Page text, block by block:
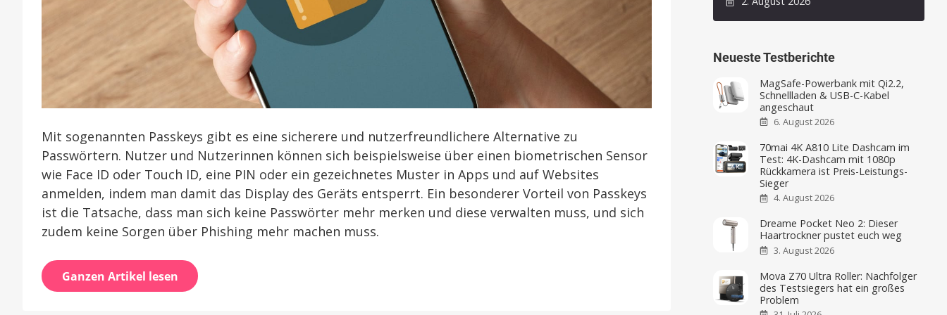
Mit sogenannten Passkeys gibt es eine sicherere und nutzerfreundlichere Alternative zu
Passwörtern. Nutzer und Nutzerinnen können sich beispielsweise über einen biometrischen Sensor
wie Face ID oder Touch ID, eine PIN oder ein gezeichnetes Muster in Apps und auf Websites
anmelden, indem man damit das Display des Geräts entsperrt. Ein besonderer Vorteil von Passkeys
ist die Tatsache, dass man sich keine Passwörter mehr merken und diese verwalten muss, und sich
zudem keine Sorgen über Phishing mehr machen muss.
Ganzen Artikel lesen
Neueste Testberichte
MagSafe-Powerbank mit Qi2.2,
Schnellladen & USB-C-Kabel
angeschaut
6. August 2026
70mai 4K A810 Lite Dashcam im
Test: 4K-Dashcam mit 1080p
Rückkamera ist Preis-Leistungs-
Sieger
4. August 2026
Dreame Pocket Neo 2: Dieser
Haartrockner pustet euch weg
3. August 2026
Mova Z70 Ultra Roller: Nachfolger
des Testsiegers hat ein großes
Problem